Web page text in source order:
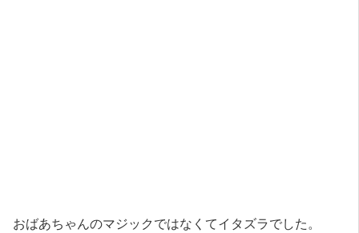
おばあちゃんのマジックではなくてイタズラでした。